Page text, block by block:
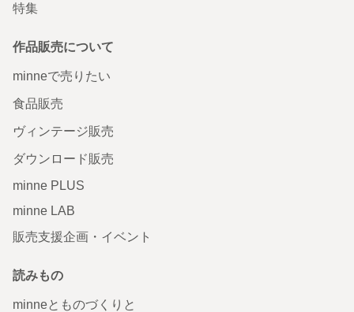
特集
作品販売について
minneで売りたい
食品販売
ヴィンテージ販売
ダウンロード販売
minne PLUS
minne LAB
販売支援企画・イベント
読みもの
minneとものづくりと